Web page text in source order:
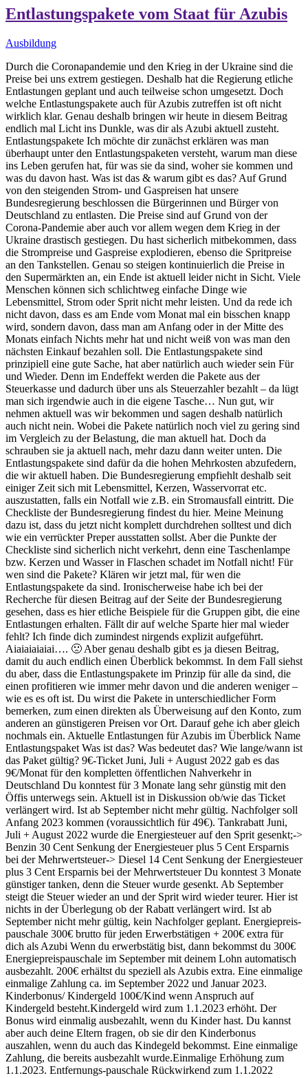
Entlastungspakete vom Staat für Azubis
Ausbildung
Durch die Coronapandemie und den Krieg in der Ukraine sind die
Preise bei uns extrem gestiegen. Deshalb hat die Regierung etliche
Entlastungen geplant und auch teilweise schon umgesetzt. Doch
welche Entlastungspakete auch für Azubis zutreffen ist oft nicht
wirklich klar. Genau deshalb bringen wir heute in diesem Beitrag
endlich mal Licht ins Dunkle, was dir als Azubi aktuell zusteht.
Entlastungspakete Ich möchte dir zunächst erklären was man
überhaupt unter den Entlastungspaketen versteht, warum man diese
ins Leben gerufen hat, für was sie da sind, woher sie kommen und
was du davon hast. Was ist das & warum gibt es das? Auf Grund
von den steigenden Strom- und Gaspreisen hat unsere
Bundesregierung beschlossen die Bürgerinnen und Bürger von
Deutschland zu entlasten. Die Preise sind auf Grund von der
Corona-Pandemie aber auch vor allem wegen dem Krieg in der
Ukraine drastisch gestiegen. Du hast sicherlich mitbekommen, dass
die Strompreise und Gaspreise explodieren, ebenso die Spritpreise
an den Tankstellen. Genau so steigen kontinuierlich die Preise in
den Supermärkten an, ein Ende ist aktuell leider nicht in Sicht. Viele
Menschen können sich schlichtweg einfache Dinge wie
Lebensmittel, Strom oder Sprit nicht mehr leisten. Und da rede ich
nicht davon, dass es am Ende vom Monat mal ein bisschen knapp
wird, sondern davon, dass man am Anfang oder in der Mitte des
Monats einfach Nichts mehr hat und nicht weiß von was man den
nächsten Einkauf bezahlen soll. Die Entlastungspakete sind
prinzipiell eine gute Sache, hat aber natürlich auch wieder sein Für
und Wieder. Denn im Endeffekt werden die Pakete aus der
Steuerkasse und dadurch über uns als Steuerzahler bezahlt – da lügt
man sich irgendwie auch in die eigene Tasche… Nun gut, wir
nehmen aktuell was wir bekommen und sagen deshalb natürlich
auch nicht nein. Wobei die Pakete natürlich noch viel zu gering sind
im Vergleich zu der Belastung, die man aktuell hat. Doch da
schrauben sie ja aktuell nach, mehr dazu dann weiter unten. Die
Entlastungspakete sind dafür da die hohen Mehrkosten abzufedern,
die wir aktuell haben. Die Bundesregierung empfiehlt deshalb seit
einiger Zeit sich mit Lebensmittel, Kerzen, Wasservorrat etc.
auszustatten, falls ein Notfall wie z.B. ein Stromausfall eintritt. Die
Checkliste der Bundesregierung findest du hier. Meine Meinung
dazu ist, dass du jetzt nicht komplett durchdrehen solltest und dich
wie ein verrückter Preper ausstatten sollst. Aber die Punkte der
Checkliste sind sicherlich nicht verkehrt, denn eine Taschenlampe
bzw. Kerzen und Wasser in Flaschen schadet im Notfall nicht! Für
wen sind die Pakete? Klären wir jetzt mal, für wen die
Entlastungspakete da sind. Ironischerweise habe ich bei der
Recherche für diesen Beitrag auf der Seite der Bundesregierung
gesehen, dass es hier etliche Beispiele für die Gruppen gibt, die eine
Entlastungen erhalten. Fällt dir auf welche Sparte hier mal wieder
fehlt? Ich finde dich zumindest nirgends explizit aufgeführt.
Aiaiaiaiaiai…. 🙁 Aber genau deshalb gibt es ja diesen Beitrag,
damit du auch endlich einen Überblick bekommst. In dem Fall siehst
du aber, dass die Entlastungspakete im Prinzip für alle da sind, die
einen profitieren wie immer mehr davon und die anderen weniger –
wie es es oft ist. Du wirst die Pakete in unterschiedlicher Form
bemerken, zum einen direkten als Überweisung auf den Konto, zum
anderen an günstigeren Preisen vor Ort. Darauf gehe ich aber gleich
nochmals ein. Aktuelle Entlastungen für Azubis im Überblick Name
Entlastungspaket Was ist das? Was bedeutet das? Wie lange/wann ist
das Paket gültig? 9€-Ticket Juni, Juli + August 2022 gab es das
9€/Monat für den kompletten öffentlichen Nahverkehr in
Deutschland Du konntest für 3 Monate lang sehr günstig mit den
Öffis unterwegs sein. Aktuell ist in Diskussion ob/wie das Ticket
verlängert wird. Ist ab September nicht mehr gültig. Nachfolger soll
Anfang 2023 kommen (voraussichtlich für 49€). Tankrabatt Juni,
Juli + August 2022 wurde die Energiesteuer auf den Sprit gesenkt;->
Benzin 30 Cent Senkung der Energiesteuer plus 5 Cent Ersparnis
bei der Mehrwertsteuer-> Diesel 14 Cent Senkung der Energiesteuer
plus 3 Cent Ersparnis bei der Mehrwertsteuer Du konntest 3 Monate
günstiger tanken, denn die Steuer wurde gesenkt. Ab September
steigt die Steuer wieder an und der Sprit wird wieder teurer. Hier ist
nichts in der Überlegung ob der Rabatt verlängert wird. Ist ab
September nicht mehr gültig, kein Nachfolger geplant. Energiepreis-
pauschale 300€ brutto für jeden Erwerbstätigen + 200€ extra für
dich als Azubi Wenn du erwerbstätig bist, dann bekommst du 300€
Energiepreispauschale im September mit deinem Lohn automatisch
ausbezahlt. 200€ erhältst du speziell als Azubis extra. Eine einmalige
einmalige Zahlung ca. im September 2022 und Januar 2023.
Kinderbonus/ Kindergeld 100€/Kind wenn Anspruch auf
Kindergeld besteht.Kindergeld wird zum 1.1.2023 erhöht. Der
Bonus wird einmalig ausbezahlt, wenn du Kinder hast. Du kannst
aber auch deine Eltern fragen, ob sie dir den Kinderbonus
auszahlen, wenn du auch das Kindegeld bekommst. Eine einmalige
Zahlung, die bereits ausbezahlt wurde.Einmalige Erhöhung zum
1.1.2023. Entfernungs-pauschale Rückwirkend zum 1.1.2022